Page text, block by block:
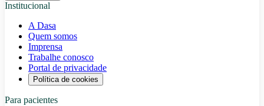
Institucional
A Dasa
Quem somos
Imprensa
Trabalhe conosco
Portal de privacidade
Política de cookies
Para pacientes